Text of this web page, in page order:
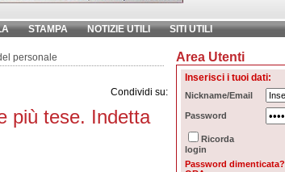
STAMPA NOTIZIE UTILI SITI UTILI
Ricerca Avanzata
personale
Condividi su:
più tese. Indetta
Area Utenti
Inserisci i tuoi dati:
Nickname/Email
Password
Ricorda
login
Password dimenticata?